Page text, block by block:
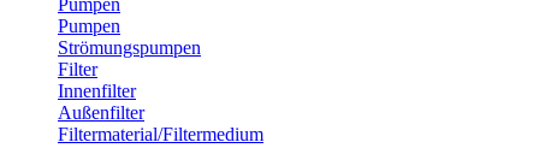
Pumpen
Pumpen
Strömungspumpen
Filter
Innenfilter
Außenfilter
Filtermaterial/Filtermedium